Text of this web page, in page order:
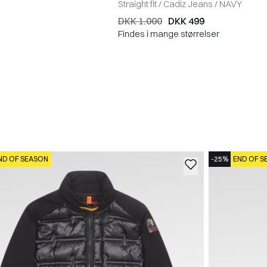
Straight fit/ Cadiz Jeans / NAVY
DKK 1.000 DKK 499
Findes i mange størrelser
OF SEASON -25% END OF